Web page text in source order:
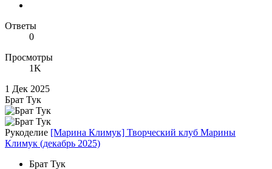
Ответы
0
Просмотры
1K
1 Дек 2025
Брат Тук
Рукоделие [Марина Климук] Творческий клуб Марины
Климук (декабрь 2025)
Брат Тук